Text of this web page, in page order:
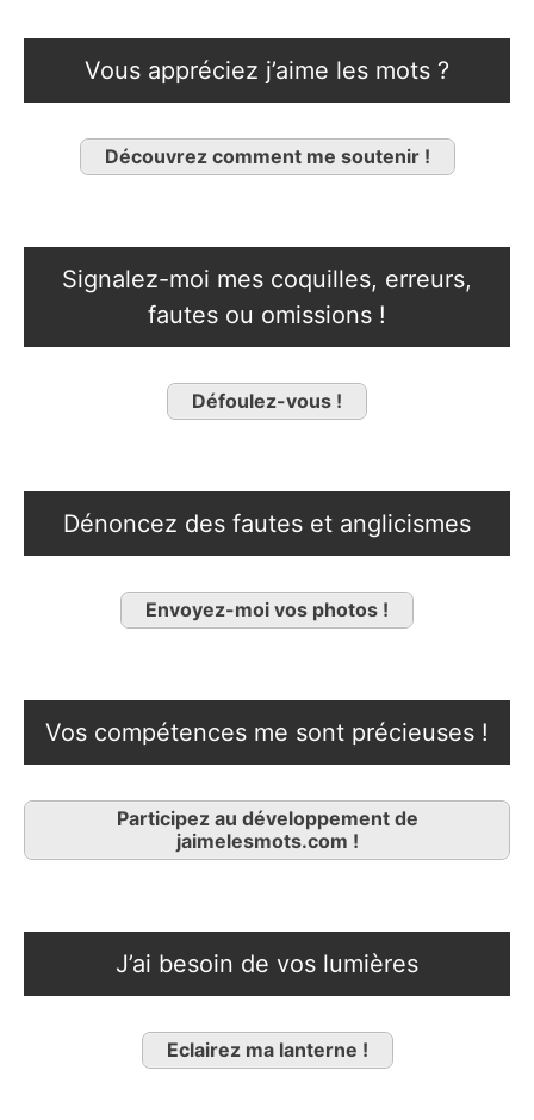
Vous appréciez j’aime les mots ?
Découvrez comment me soutenir !
Signalez-moi mes coquilles, erreurs,
fautes ou omissions !
Défoulez-vous !
Dénoncez des fautes et anglicismes
Envoyez-moi vos photos !
Vos compétences me sont précieuses !
Participez au développement de
jaimelesmots.com !
J’ai besoin de vos lumières
Eclairez ma lanterne !